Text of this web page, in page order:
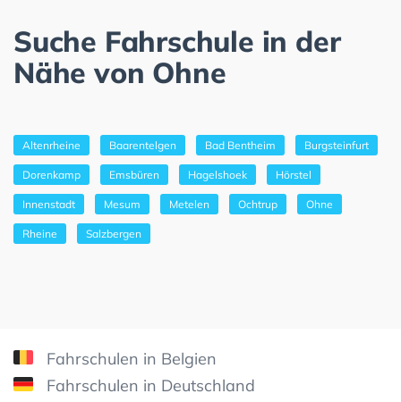
Suche Fahrschule in der
Nähe von Ohne
Altenrheine Baarentelgen Bad Bentheim Burgsteinfurt
Dorenkamp Emsbüren Hagelshoek Hörstel
Innenstadt Mesum Metelen Ochtrup Ohne
Rheine Salzbergen
Fahrschulen in Belgien
Fahrschulen in Deutschland